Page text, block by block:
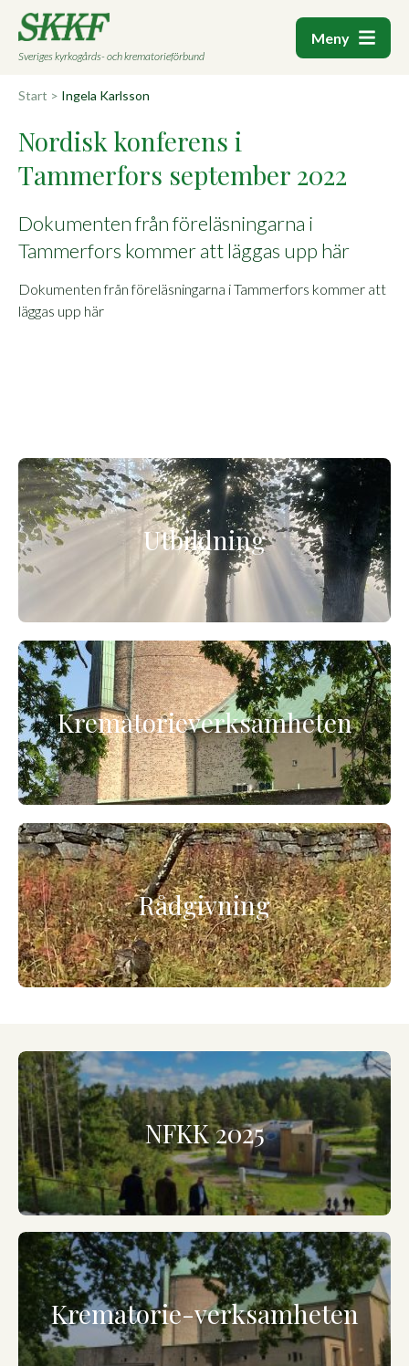
Sveriges kyrkogårds- och krematorieförbund
Meny
Start > Ingela Karlsson
Nordisk konferens i
Tammerfors september 2022
Dokumenten från föreläsningarna i
Tammerfors kommer att läggas upp här
Dokumenten från föreläsningarna i Tammerfors kommer att
läggas upp här
Utbildning
Krematorieverksamheten
Rådgivning
NFKK 2025
Krematorie-verksamheten